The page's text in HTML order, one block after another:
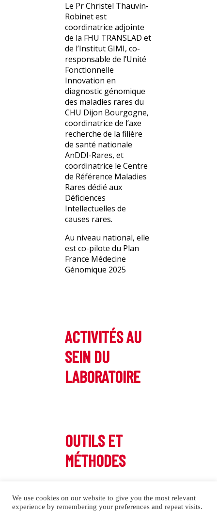
Le Pr Christel Thauvin-
Robinet est
coordinatrice adjointe
de la FHU TRANSLAD et
de l’Institut GIMI, co-
responsable de l’Unité
Fonctionnelle
Innovation en
diagnostic génomique
des maladies rares du
CHU Dijon Bourgogne,
coordinatrice de l’axe
recherche de la filière
de santé nationale
AnDDI-Rares, et
coordinatrice le Centre
de Référence Maladies
Rares dédié aux
Déficiences
Intellectuelles de
causes rares.
Au niveau national, elle
est co-pilote du Plan
France Médecine
Génomique 2025
ACTIVITÉS AU
SEIN DU
LABORATOIRE
OUTILS ET
MÉTHODES
We use cookies on our website to give you the most relevant
experience by remembering your preferences and repeat visits.